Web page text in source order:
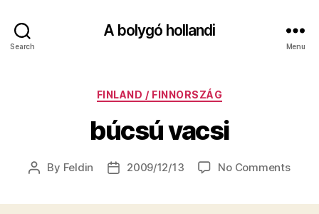
Search
A bolygó hollandi
Menu
Categories
FINLAND / FINNORSZÁG
búcsú vacsi
Post
By Feldin
Post2009/12/13 No Commentson